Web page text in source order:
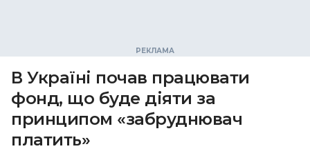
В Україні почав працювати
фонд, що буде діяти за
принципом «забруднювач
платить»